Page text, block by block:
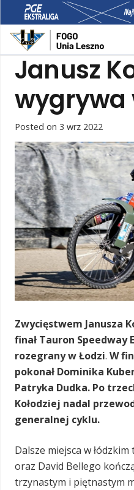
Janusz
wygrywa
Posted on 3 wrz 2022
Zwycięstwem Janusza
finał Tauron Speedway
rozegrany w Łodzi. W
pokonał Dominika
Patryka Dudka. Po
Kołodziej nadal
generalnej cyklu.
Dalsze miejsca w
oraz David Bellego
trzynastym i piętnastym